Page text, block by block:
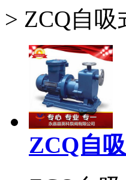
> ZCQ自
ZCQ自